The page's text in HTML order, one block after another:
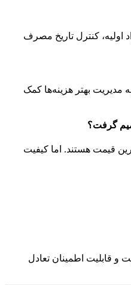
اولیه، کنترل تاریخ مصرف
مدیریت بهتر هزینه‌ها کمک
گرفت؟
قیمت هستند. اما کیفیت
و قابلیت اطمینان تعادل